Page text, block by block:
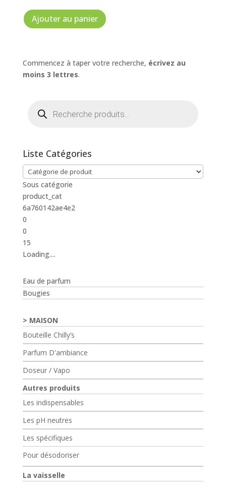
Ajouter au panier
Commencez à taper votre recherche, écrivez au
moins 3 lettres.
produits
Liste Catégories
Sous catégorie
product_cat
6a760142ae4e2
0
0
15
Loading....
Eau de parfum
Bougies
MAISON
Bouteille Chilly’s
Parfum D'ambiance
Doseur / Vapo
Autres produits
Les indispensables
Les pH neutres
Les spécifiques
Pour désodoriser
La vaisselle